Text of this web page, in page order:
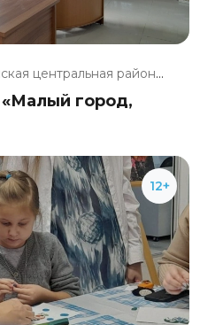
Медынская центральная районная...
город,
12+